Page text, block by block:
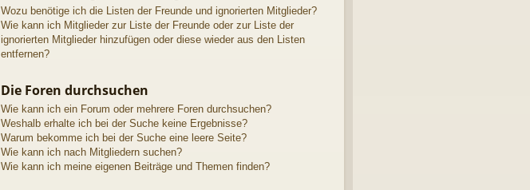
Wozu benötige ich die Listen der Freunde und ignorierten Mitglieder?
Wie kann ich Mitglieder zur Liste der Freunde oder zur Liste der
ignorierten Mitglieder hinzufügen oder diese wieder aus den Listen
entfernen?
Die Foren durchsuchen
Wie kann ich ein Forum oder mehrere Foren durchsuchen?
Weshalb erhalte ich bei der Suche keine Ergebnisse?
Warum bekomme ich bei der Suche eine leere Seite?
Wie kann ich nach Mitgliedern suchen?
Wie kann ich meine eigenen Beiträge und Themen finden?